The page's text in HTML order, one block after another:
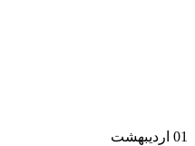
01 اردیبهشت